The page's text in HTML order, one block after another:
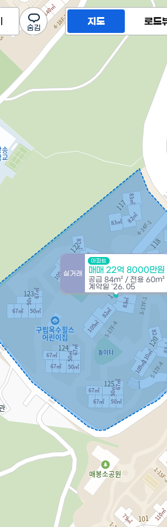
실거래
아파트
매매 22억 8000만원
공급 84m² / 전용 60m²
계약일 '26. 05
지도 로드